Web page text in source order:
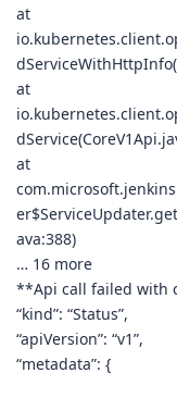
at
at
at
ava:388)
… 16 more
**Api call failed with
“kind”: “Status”,
“apiVersion”: “v1”,
“metadata”: {